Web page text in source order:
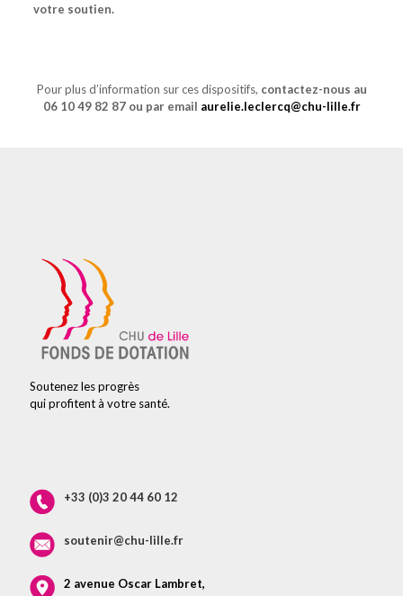
votre soutien.
Pour plus d’information sur ces dispositifs, contactez-nous au
06 10 49 82 87ou par email aurelie.leclercq@chu-lille.fr
Soutenez les progrès
qui profitent à votre santé.
+33 (0)3 20 44 60 12
soutenir@chu-lille.fr
2 avenue Oscar Lambret,